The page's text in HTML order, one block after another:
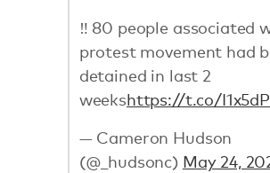
‼️ 80 people associated
protest movement had
detained in last 2
weekshttps://t.co/
— Cameron Hudson
(@_hudsonc) May 24,